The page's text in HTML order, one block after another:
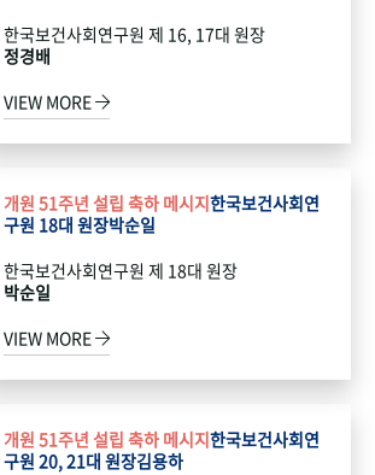
한국보건사회연구원 제 16, 17대 원장
정경배
VIEW MORE
개원 51주년 설립 축하 메시지한국보건사회연
구원 18대 원장박순일
한국보건사회연구원 제 18대 원장
박순일
VIEW MORE
개원 51주년 설립 축하 메시지한국보건사회연
구원 20, 21대 원장김용하